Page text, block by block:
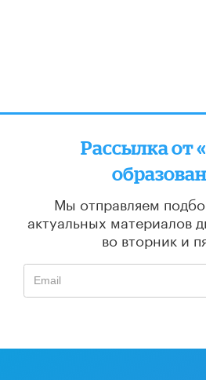
Рассылка от
Мы отправляем
актуальных материалов
во вторник и